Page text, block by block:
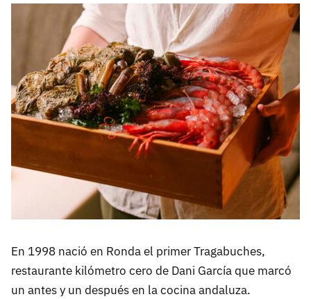
En 1998 nació en Ronda el primer Tragabuches,
restaurante kilómetro cero de Dani García que marcó
un antes y un después en la cocina andaluza.